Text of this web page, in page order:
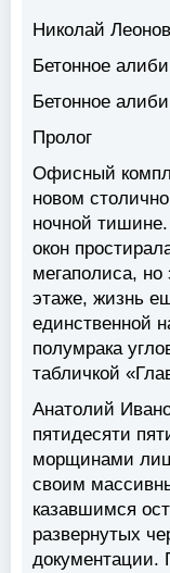
Николай
Бетонное алиби
Бетонное алиби
Пролог
Офисный
новом
ночной
окон
мегаполиса,
этаже, жизнь
единственной
полумрака
табличкой
Анатолий
пятидесяти
морщинами
своим
казавшимся
развернутых
документации.